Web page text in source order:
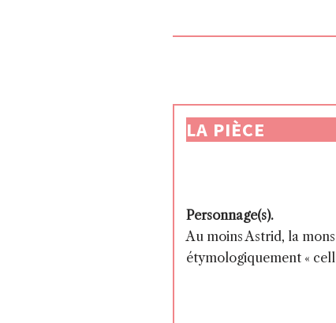
LA PIÈCE
Personnage(s).
Au moins Astrid, la
étymologiquement «